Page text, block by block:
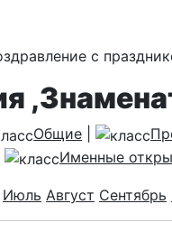
Общие
Именные
Июль Август Сентябрь